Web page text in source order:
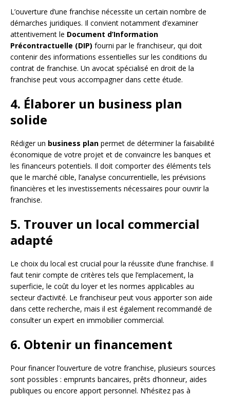
L’ouverture d’une franchise nécessite un certain nombre de
démarches juridiques. Il convient notamment d’examiner
attentivement le Document d’Information
Précontractuelle (DIP) fourni par le franchiseur, qui doit
contenir des informations essentielles sur les conditions du
contrat de franchise. Un avocat spécialisé en droit de la
franchise peut vous accompagner dans cette étude.
4. Élaborer un business plan
solide
Rédiger un business plan permet de déterminer la faisabilité
économique de votre projet et de convaincre les banques et
les financeurs potentiels. Il doit comporter des éléments tels
que le marché cible, l’analyse concurrentielle, les prévisions
financières et les investissements nécessaires pour ouvrir la
franchise.
5. Trouver un local commercial
adapté
Le choix du local est crucial pour la réussite d’une franchise. Il
faut tenir compte de critères tels que l’emplacement, la
superficie, le coût du loyer et les normes applicables au
secteur d’activité. Le franchiseur peut vous apporter son aide
dans cette recherche, mais il est également recommandé de
consulter un expert en immobilier commercial.
6. Obtenir un financement
Pour financer l’ouverture de votre franchise, plusieurs sources
sont possibles : emprunts bancaires, prêts d’honneur, aides
publiques ou encore apport personnel. N’hésitez pas à